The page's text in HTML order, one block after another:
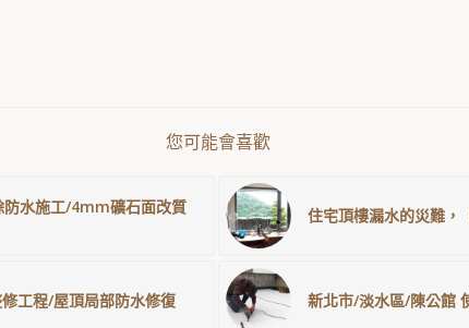
您可能會喜歡
防水施工/4mm礦石面改質
住宅頂樓漏水的災難，
工程/屋頂局部防水修復 新北市/淡水區/陳公館